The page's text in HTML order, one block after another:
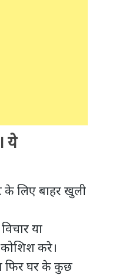
ये
के लिए बाहर खुली
या
करे।
फिर घर के कुछ